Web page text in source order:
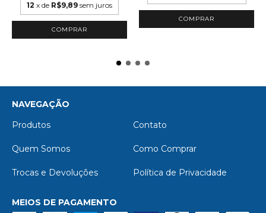
12 x de R$9,89 sem juros
NAVEGAÇÃO
Produtos
Contato
Quem Somos Como Comprar
Trocas e Devoluções Política de Privacidade
MEIOS DE PAGAMENTO